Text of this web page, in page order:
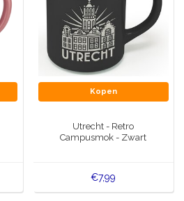
Kopen
Utrecht - Retro
Campusmok - Zwart
€7,99